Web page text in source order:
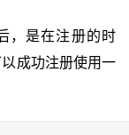
，是在注册的时
成功注册使用一